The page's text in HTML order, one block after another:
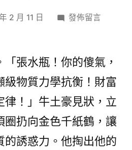
2 月 11 日
在
剎
車
率
放
緩
來
發佈留言
張水瓶！你的傻氣，
級物質力學抗衡！財富
律！」牛土豪見狀，立
圈扔向金色千紙鶴，讓
的誘惑力。他掏出他的